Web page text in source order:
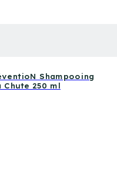
Shampooing
250 ml